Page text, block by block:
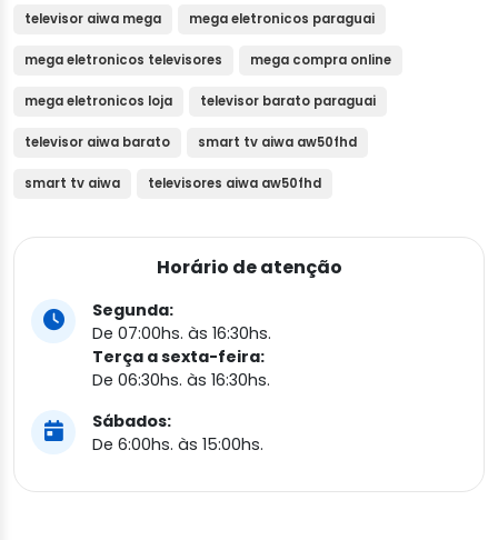
televisor aiwa mega mega eletronicos paraguai
mega eletronicos televisores mega compra online
mega eletronicos loja televisor barato paraguai
televisor aiwa barato smart tv aiwa aw50fhd
smart tv aiwa televisores aiwa aw50fhd
Horário de atenção
Segunda:
De 07:00hs. às 16:30hs.
Terça a sexta-feira:
De 06:30hs. às 16:30hs.
Sábados:
De 6:00hs. às 15:00hs.